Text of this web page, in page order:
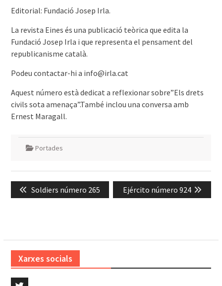
Editorial: Fundació Josep Irla.
La revista Eines és una publicació teòrica que edita la
Fundació Josep Irla i que representa el pensament del
republicanisme català.
Podeu contactar-hi a info@irla.cat
Aquest número està dedicat a reflexionar sobre”Els drets
civils sota amenaça”.També inclou una conversa amb
Ernest Maragall.
Portades
d'entrades
Previous
post:
Soldiers número 265
Next
post:
Ejército número 924
Xarxes socials